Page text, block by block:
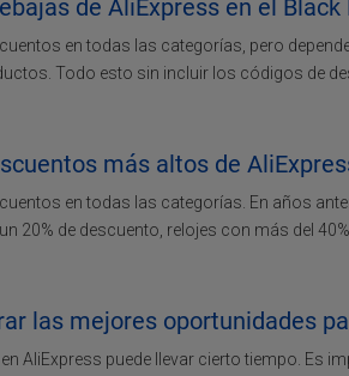
de AliExpress en el Black
en todas las categorías, pero
Todo esto sin incluir los códigos de
más altos de
en todas las categorías. En años
20% de descuento, relojes con más del
las mejores oportunidades
AliExpress puede llevar cierto tiempo. Es